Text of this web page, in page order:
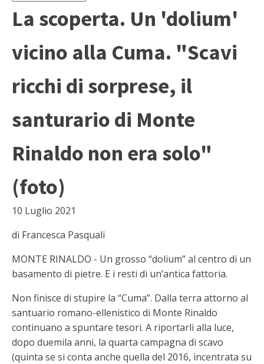
La scoperta. Un 'dolium'
vicino alla Cuma. "Scavi
ricchi di sorprese, il
santurario di Monte
Rinaldo non era solo"
(foto)
10 Luglio 2021
di Francesca Pasquali
MONTE RINALDO - Un grosso “dolium” al centro di un
basamento di pietre. E i resti di un’antica fattoria.
Non finisce di stupire la “Cuma”. Dalla terra attorno al
santuario romano-ellenistico di Monte Rinaldo
continuano a spuntare tesori. A riportarli alla luce,
dopo duemila anni, la quarta campagna di scavo
(quinta se si conta anche quella del 2016, incentrata su